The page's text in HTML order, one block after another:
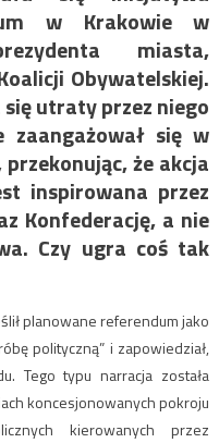
w Krakowie w
miasta,
Obywatelskiej.
utraty przez niego
zaangażował się w
że akcja
inspirowana przez
Konfederację, a nie
Czy ugra coś tak
planowane referendum jako
polityczną” i zapowiedział,
Tego typu narracja została
koncesjonowanych pokroju
kierowanych przez